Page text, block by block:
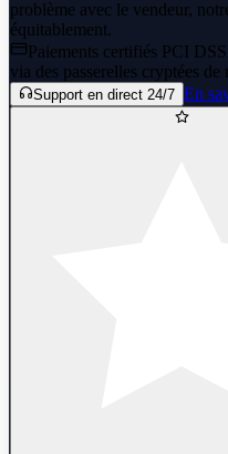
problème avec le vendeur,
équitablement.
Paiements certifiés PCI DSS
via des passerelles cryptées de
Support en direct 24/7 En